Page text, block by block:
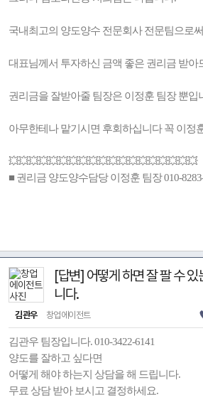
국내최고의 양도양수 전문회사 전문팀으로써
대표님께서 투자하신 금액 좋은 권리금 받아
권리금을 잘받아줄 팀장은 이정훈 팀장 뿐입
아무한테나 맡기시면 후회하십니다 꼭 이정
💥💥💥💥💥💥💥💥💥💥💥💥💥💥💥💥💥💥💥
■ 권리금 양도양수담당 이정훈 팀장 010-
[답변] 어떻게 하면 잘 팔 수 있
니다.
김관우 창업에이전트
김관우 팀장입니다. 010-3422-6141
양도를 잘하고 싶다면
어떻게 해야 하는지 상담을 해 드립니다.
무료 상담 받아 보시고 결정하세요.